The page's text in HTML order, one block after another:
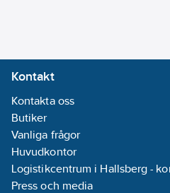
Kontakt
Kontakta oss
Butiker
Vanliga frågor
Huvudkontor
Logistikcentrum i Hallsberg -
Press och media